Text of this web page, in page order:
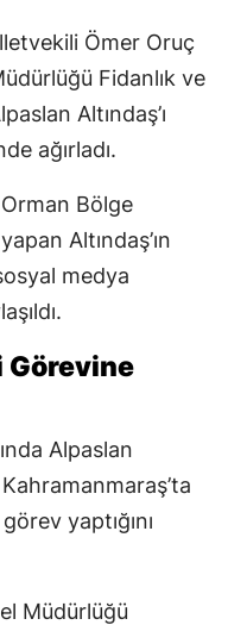
Ömer Oruç
Fidanlık ve
Altındaş’ı
ağırladı.
Bölge
Altındaş’ın
medya
Görevine
Alpaslan
yaptığını
Müdürlüğü